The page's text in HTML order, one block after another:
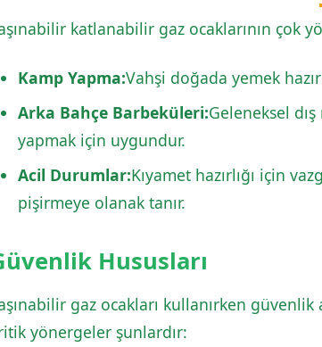
katlanabilir gaz ocaklarının çok
Kamp Yapma:Vahşi doğada yemek
Arka Bahçe Barbeküleri:Geleneksel
yapmak için uygundur.
Acil Durumlar:Kıyamet hazırlığı için
pişirmeye olanak tanır.
Hususları
gaz ocakları kullanırken
yönergeler şunlardır: